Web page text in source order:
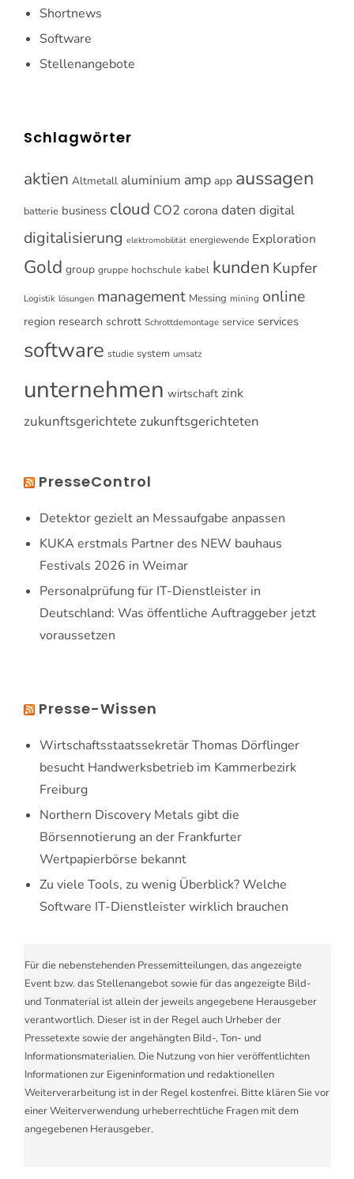
Shortnews
Software
Stellenangebote
Schlagwörter
aktien Altmetall aluminium amp app aussagen
batterie business cloud CO2 corona daten digital
digitalisierung elektromobilität energiewende Exploration
Gold group gruppe hochschule kabel kunden Kupfer
Logistik lösungen management Messing mining online
region research schrott Schrottdemontage service services
software studie system umsatz
unternehmen wirtschaft zink
zukunftsgerichtete zukunftsgerichteten
PresseControl
Detektor gezielt an Messaufgabe anpassen
KUKA erstmals Partner des NEW bauhaus
Festivals 2026 in Weimar
Personalprüfung für IT-Dienstleister in
Deutschland: Was öffentliche Auftraggeber jetzt
voraussetzen
Presse-Wissen
Wirtschaftsstaatssekretär Thomas Dörflinger
besucht Handwerksbetrieb im Kammerbezirk
Freiburg
Northern Discovery Metals gibt die
Börsennotierung an der Frankfurter
Wertpapierbörse bekannt
Zu viele Tools, zu wenig Überblick? Welche
Software IT-Dienstleister wirklich brauchen
Für die nebenstehenden Pressemitteilungen, das angezeigte
Event bzw. das Stellenangebot sowie für das angezeigte Bild-
und Tonmaterial ist allein der jeweils angegebene Herausgeber
verantwortlich. Dieser ist in der Regel auch Urheber der
Pressetexte sowie der angehängten Bild-, Ton- und
Informationsmaterialien. Die Nutzung von hier veröffentlichten
Informationen zur Eigeninformation und redaktionellen
Weiterverarbeitung ist in der Regel kostenfrei. Bitte klären Sie vor
einer Weiterverwendung urheberrechtliche Fragen mit dem
angegebenen Herausgeber.